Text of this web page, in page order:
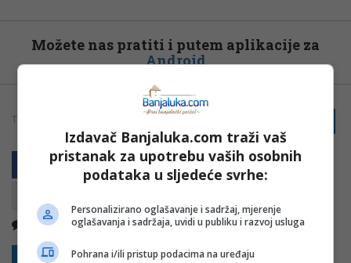
Možete nas pratiti i putem aplikacije za
Android
TAGOVI:
Kopirati
Nema komentara
Sakrij sve komentare Prikaži komentare
Izdavač Banjaluka.com traži vaš
pristanak za upotrebu vaših osobnih
podataka u sljedeće svrhe:
Personalizirano oglašavanje i sadržaj, mjerenje
oglašavanja i sadržaja, uvidi u publiku i razvoj usluga
Pohrana i/ili pristup podacima na uređaju